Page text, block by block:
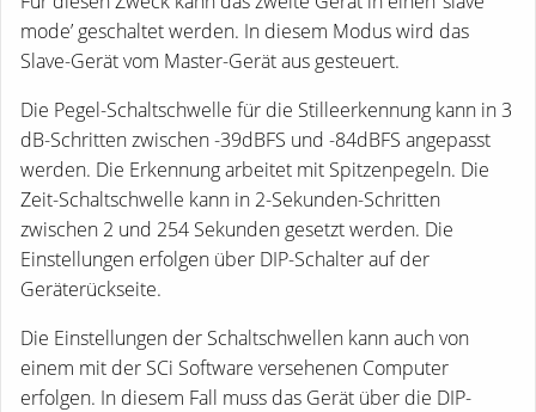
mode’ geschaltet werden. In diesem Modus wird das
Slave-Gerät vom Master-Gerät aus gesteuert.
Die Pegel-Schaltschwelle für die Stilleerkennung kann in 3
dB-Schritten zwischen -39dBFS und -84dBFS angepasst
werden. Die Erkennung arbeitet mit Spitzenpegeln. Die
Zeit-Schaltschwelle kann in 2-Sekunden-Schritten
zwischen 2 und 254 Sekunden gesetzt werden. Die
Einstellungen erfolgen über DIP-Schalter auf der
Geräterückseite.
Die Einstellungen der Schaltschwellen kann auch von
einem mit der SCi Software versehenen Computer
erfolgen. In diesem Fall muss das Gerät über die DIP-